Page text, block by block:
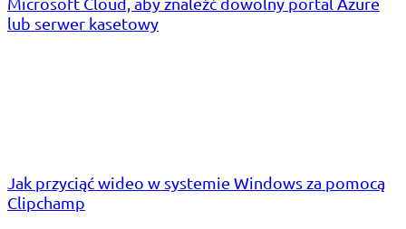
lub serwer kasetowy
Jak przyciąć wideo w systemie Windows za pomocą
Clipchamp